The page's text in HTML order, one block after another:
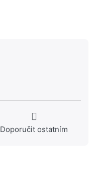
Doporučit ostatním